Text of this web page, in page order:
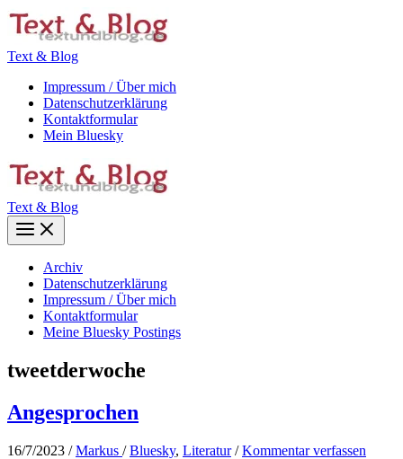
Zum
Inhalt
Text & Blog
Impressum / Über mich
Datenschutzerklärung
Kontaktformular
Mein Bluesky
Text & Blog
Main
Menu
Archiv
Datenschutzerklärung
Impressum / Über mich
Kontaktformular
Meine Bluesky Postings
tweetderwoche
Angesprochen
16/7/2023 /Markus /Bluesky, Literatur/Kommentar verfassen